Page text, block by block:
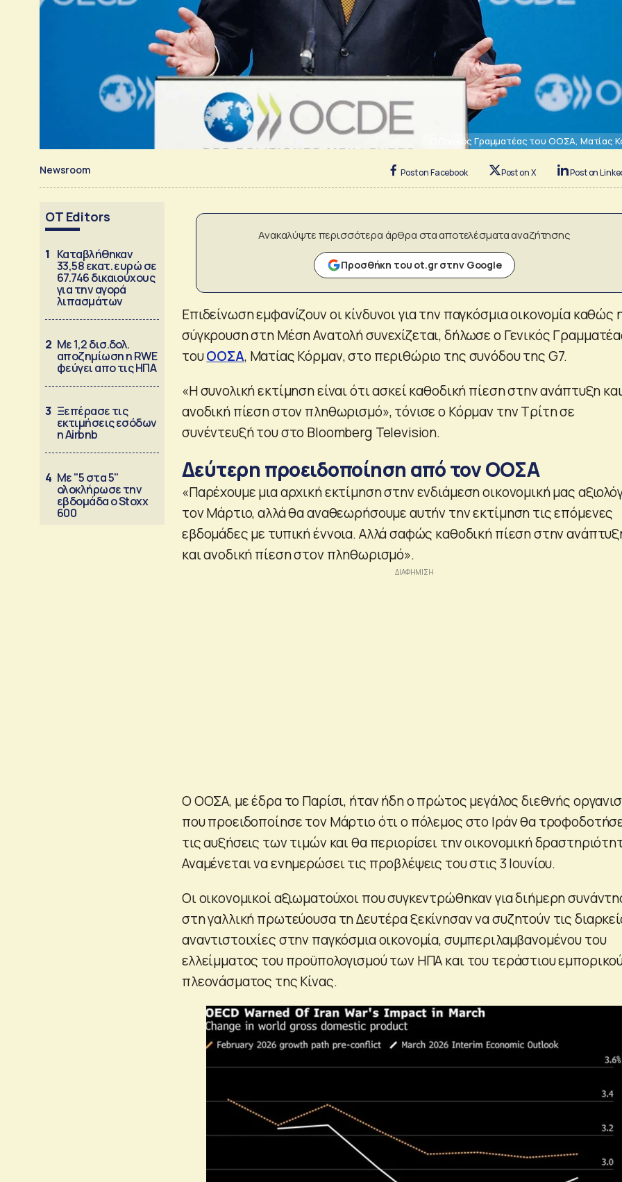
Ο Γενικός Γραμματέας του ΟΟΣΑ, Ματίας
Newsroom Post on Facebook Post on X Post on
OT Editors
1 Καταβλήθηκαν
33,58 εκατ. ευρώ σε
67.746 δικαιούχους
για την αγορά
λιπασμάτων
2 Με 1,2 δισ.δολ.
αποζημίωση η RWE
φεύγει απο τις ΗΠΑ
3 Ξεπέρασε τις
εκτιμήσεις εσόδων
η Airbnb
4 Με "5 στα 5"
ολοκλήρωσε την
εβδομάδα ο Stoxx
600
Ανακαλύψτε περισσότερα άρθρα στα αποτελέσματα αναζήτησης
Προσθήκη του ot.gr στην Google
Επιδείνωση εμφανίζουν οι κίνδυνοι για την παγκόσμια οικονομία καθώς
σύγκρουση στη Μέση Ανατολή συνεχίζεται, δήλωσε ο Γενικός
τουΟΟΣΑ, Ματίας Κόρμαν, στο περιθώριο της συνόδου της G7.
«Η συνολική εκτίμηση είναι ότι ασκεί καθοδική πίεση στην ανάπτυξη και
ανοδική πίεση στον πληθωρισμό», τόνισε ο Κόρμαν την Τρίτη σε
συνέντευξή του στο Bloomberg Television.
Δεύτερη προειδοποίηση από τον ΟΟΣΑ
«Παρέχουμε μια αρχική εκτίμηση στην ενδιάμεση οικονομική μας
τον Μάρτιο, αλλά θα αναθεωρήσουμε αυτήν την εκτίμηση τις επόμενες
εβδομάδες με τυπική έννοια. Αλλά σαφώς καθοδική πίεση στην
και ανοδική πίεση στον πληθωρισμό».
Ο ΟΟΣΑ, με έδρα το Παρίσι, ήταν ήδη ο πρώτος μεγάλος διεθνής
που προειδοποίησε τον Μάρτιο ότι ο πόλεμος στο Ιράν θα
τις αυξήσεις των τιμών και θα περιορίσει την οικονομική
Αναμένεται να ενημερώσει τις προβλέψεις του στις 3 Ιουνίου.
Οι οικονομικοί αξιωματούχοι που συγκεντρώθηκαν για διήμερη
στη γαλλική πρωτεύουσα τη Δευτέρα ξεκίνησαν να συζητούν τις
αναντιστοιχίες στην παγκόσμια οικονομία, συμπεριλαμβανομένου του
ελλείμματος του προϋπολογισμού των ΗΠΑ και του τεράστιου
πλεονάσματος της Κίνας.